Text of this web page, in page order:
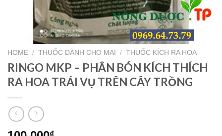
HOME / THUỐC DÀNH CHO MAI / THUỐC KÍCH RA HOA
RINGO MKP – PHÂN BÓN KÍCH THÍCH
RA HOA TRÁI VỤ TRÊN CÂY TRỒNG